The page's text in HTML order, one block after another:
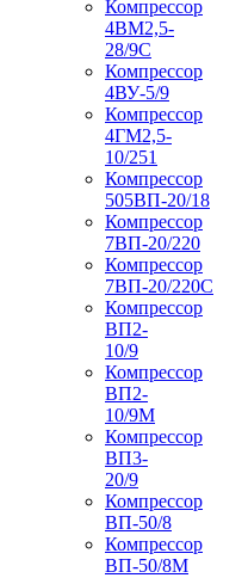
Компрессор
4ВМ2,5-
28/9С
Компрессор
4ВУ-5/9
Компрессор
4ГМ2,5-
10/251
Компрессор
505ВП-20/18
Компрессор
7ВП-20/220
Компрессор
7ВП-20/220С
Компрессор
ВП2-
10/9
Компрессор
ВП2-
10/9М
Компрессор
ВП3-
20/9
Компрессор
ВП-50/8
Компрессор
ВП-50/8М